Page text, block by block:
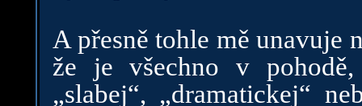
A přesně tohle mě
že je všechno v
„slabej“, „dramatickej“